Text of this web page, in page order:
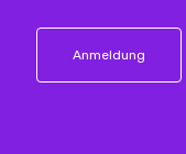
Anmeldung